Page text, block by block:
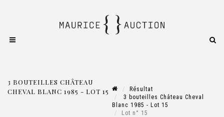
3 BOUTEILLES CHÂTEAU
CHEVAL BLANC 1985 - LOT 15
Résultat
3 bouteilles Château Cheval
Blanc 1985 - Lot 15
Lot n° 15